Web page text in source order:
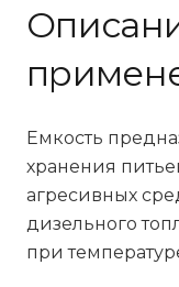
Емкость
хранения
агресивных
дизельного
при